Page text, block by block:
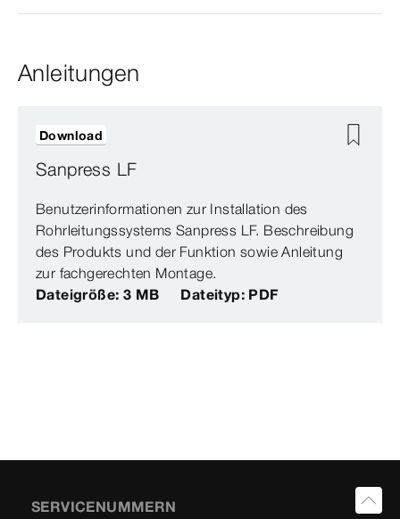
Anleitungen
Sanpress LF
Benutzerinformationen zur Installation des
Rohrleitungssystems Sanpress LF. Beschreibung
des Produkts und der Funktion sowie Anleitung
zur fachgerechten Montage.
Dateigröße: 3 MB
Dateityp: PDF
Download
SERVICENUMMERN